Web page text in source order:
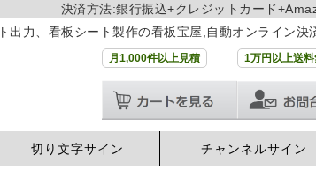
決済方法:銀行振込+クレジットカード
出力、看板シート製作の看板宝屋,自動オンライン決
月1,000件以上見積 1万円以上送
切り文字サイン チャンネルサイン